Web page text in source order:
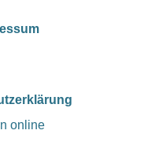
online